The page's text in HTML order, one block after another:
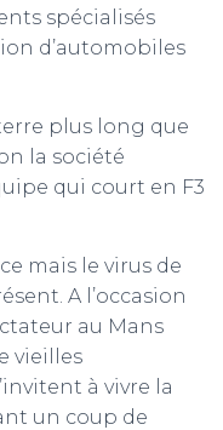
spécialisés
d’automobiles
plus long que
la société
qui court en F3
mais le virus de
A l’occasion
au Mans
vieilles
à vivre la
un coup de